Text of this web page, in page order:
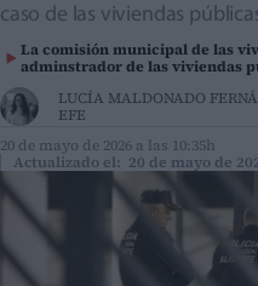
caso de las viviendas
La comisión municipal de las
adminstrador de las viviendas
LUCÍA MALDONADO
EFE
20 de mayo de 2026 a las 10:35h
Actualizado el: 20 de mayo de